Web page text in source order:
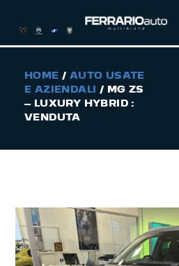
HOME / AUTO USATE
E AZIENDALI / MG ZS
– LUXURY HYBRID :
VENDUTA